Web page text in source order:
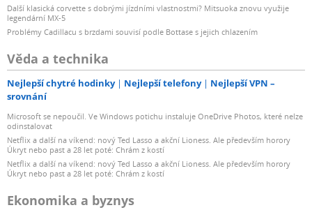
Další klasická corvette s dobrými jízdními vlastnostmi? Mitsuoka znovu využije
legendární MX-5
Problémy Cadillacu s brzdami souvisí podle Bottase s jejich chlazením
Věda a technika
Nejlepší chytré hodinky Nejlepší telefony
Nejlepší VPN –
srovnání
Microsoft se nepoučil. Ve Windows potichu instaluje OneDrive Photos, které nelze
odinstalovat
Netflix a další na víkend: nový Ted Lasso a akční Lioness. Ale především horory
Úkryt nebo past a 28 let poté: Chrám z kostí
Netflix a další na víkend: nový Ted Lasso a akční Lioness. Ale především horory
Úkryt nebo past a 28 let poté: Chrám z kostí
Ekonomika a byznys